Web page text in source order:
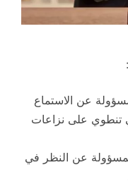
عن الاستماع
تنطوي على نزاعات
عن النظر في